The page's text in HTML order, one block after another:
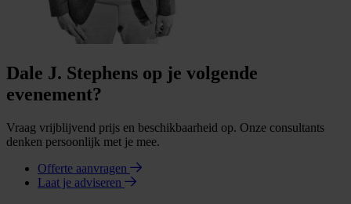
Dale J. Stephens op je volgende
evenement?
Vraag vrijblijvend prijs en beschikbaarheid op. Onze consultants
denken persoonlijk met je mee.
Offerte aanvragen
Laat je adviseren